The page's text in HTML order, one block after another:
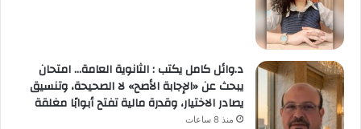
د.وائل كامل يكتب : الثانوية العامة… امتحان
يبحث عن «الإجابة الأصح» لا الصحيحة، وتنسيق
يصادر الاختيار، وقدرة مالية تفتح أبوابًا مغلقة
منذ 8 ساعات